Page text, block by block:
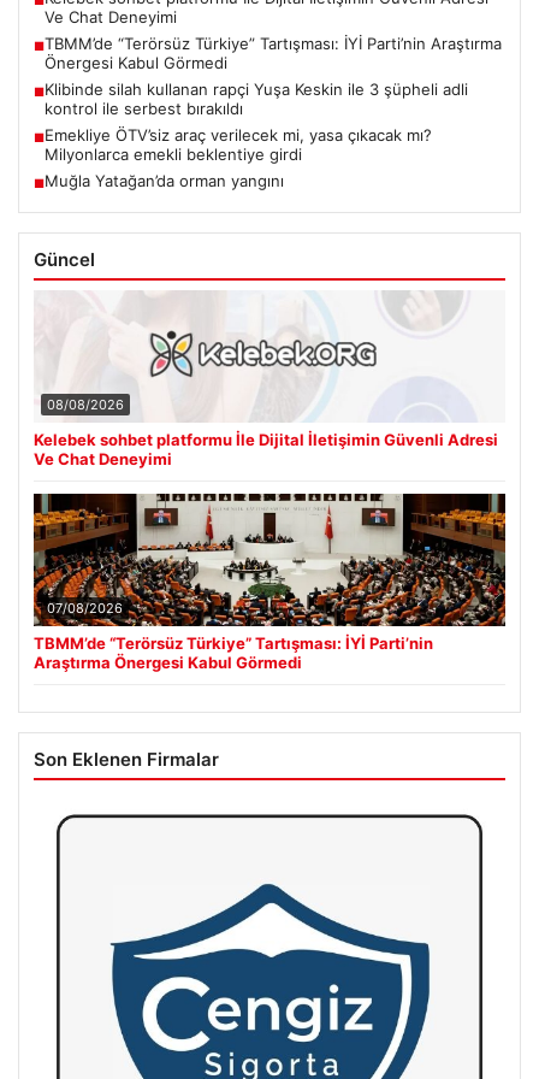
Ve Chat Deneyimi
■TBMM’de “Terörsüz Türkiye” Tartışması: İYİ Parti’nin Araştırma
Önergesi Kabul Görmedi
■Klibinde silah kullanan rapçi Yuşa Keskin ile 3 şüpheli adli
kontrol ile serbest bırakıldı
■Emekliye ÖTV’siz araç verilecek mi, yasa çıkacak mı?
Milyonlarca emekli beklentiye girdi
■Muğla Yatağan’da orman yangını
Güncel
08/08/2026
Kelebek sohbet platformu İle Dijital İletişimin Güvenli Adresi
Ve Chat Deneyimi
07/08/2026
TBMM’de “Terörsüz Türkiye” Tartışması: İYİ Parti’nin
Araştırma Önergesi Kabul Görmedi
Son Eklenen Firmalar